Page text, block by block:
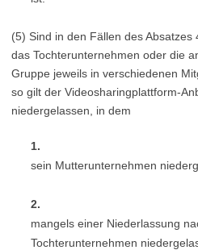
(5) Sind in den Fällen des Absatzes
das Tochterunternehmen oder die
Gruppe jeweils in verschiedenen
so gilt der Videosharingplattform-
niedergelassen, in dem
1.
sein Mutterunternehmen
2.
mangels einer Niederlassung
Tochterunternehmen